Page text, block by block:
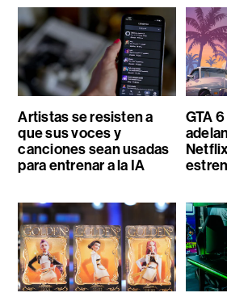
Artistas se resisten a
que sus voces y
canciones sean usadas
para entrenar a la IA
GTA